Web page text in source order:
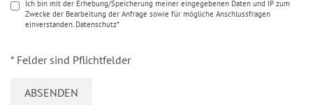
Ich bin mit der Erhebung/Speicherung meiner eingegebenen Daten und IP zum
Zwecke der Bearbeitung der Anfrage sowie für mögliche Anschlussfragen
* Felder sind Pflichtfelder